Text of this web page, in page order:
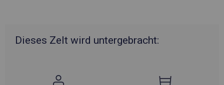
Dieses Zelt wird untergebracht: